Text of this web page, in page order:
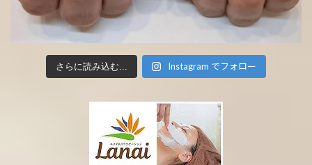
さらに読み込む... Instagram でフォロー